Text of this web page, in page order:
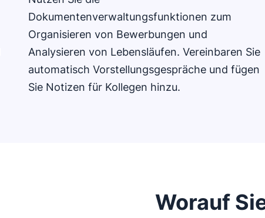
Dokumentenverwaltungsfunktionen zum
Organisieren von Bewerbungen und
Analysieren von Lebensläufen. Vereinbaren Sie
automatisch Vorstellungsgespräche und fügen
Sie Notizen für Kollegen hinzu.
Worauf